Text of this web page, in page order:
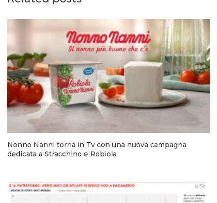
Nonno Nanni torna in Tv con una nuova campagna
dedicata a Stracchino e Robiola